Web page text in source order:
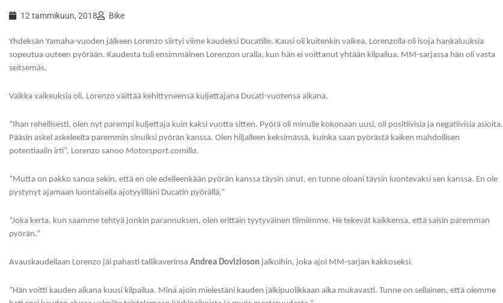
12 tammikuun, 2018 Bike
Yhdeksän Yamaha-vuoden jälkeen Lorenzo siirtyi viime kaudeksi Ducatille. Kausi oli kuitenkin vaikea, Lorenzolla oli isoja hankaluuksia
sopeutua uuteen pyörään. Kaudesta tuli ensimmäinen Lorenzon uralla, kun hän ei voittanut yhtään kilpailua. MM-sarjassa hän oli vasta
seitsemäs.
Vaikka vaikeuksia oli, Lorenzo väittää kehittyneensä kuljettajana Ducati-vuotensa aikana.
”Ihan rehellisesti, olen nyt parempi kuljettaja kuin kaksi vuotta sitten. Pyörä oli minulle kokonaan uusi, oli positiivisia ja negatiivisia asioita.
Pääsin askel askeleelta paremmin sinuiksi pyörän kanssa. Olen hiljalleen keksimässä, kuinka saan pyörästä kaiken mahdollisen
potentiaalin irti”, Lorenzo sanoo Motorsport.comilla.
”Mutta on pakko sanoa sekin, että en ole edelleenkään pyörän kanssa täysin sinut, en tunne oloani täysin luontevaksi sen kanssa. En ole
pystynyt ajamaan luontaisella ajotyylilläni Ducatin pyörällä.”
”Joka kerta, kun saamme tehtyä jonkin parannuksen, olen erittäin tyytyväinen tiimiimme. He tekevät kaikkensa, että saisin paremman
pyörän.”
Avauskaudellaan Lorenzo jäi pahasti tallikaverinsa Andrea Dovizioson jalkoihin, joka ajoi MM-sarjan kakkoseksi.
”Hän voitti kauden aikana kuusi kilpailua. Minä ajoin mielestäni kauden jälkipuolikkaan aika mukavasti. Tunne on sellainen, että olemme